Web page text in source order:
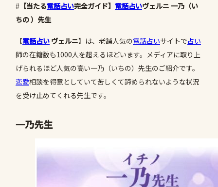
# 【当たる電話占い完全ガイド】 電話占いヴェルニ 一乃（い
ちの ）先生
【電話占い ヴェルニ】は、老舗人気の電話占いサイトで占い
師の在籍数も1000人を超えるほどいます。メディアに取り上
げられるほど人気の高い一乃（いちの）先生のご紹介です。
恋愛相談を得意としていて苦しくて諦められないような状況
を受け止めてくれる先生です。
一乃先生